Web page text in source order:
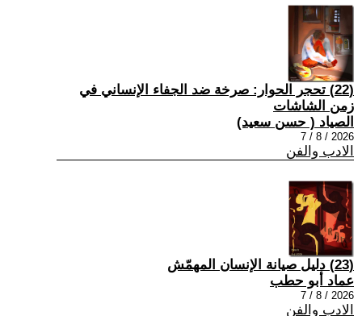
(22) تحجر الحوار: صرخة ضد الجفاء الإنساني في
زمن الشاشات
الصياد ‏( حسن سعيد‏)
2026 / 8 / 7
الادب والفن
(23) دليل صيانة الإنسان المهمّش
عماد أبو حطب
2026 / 8 / 7
الادب والفن